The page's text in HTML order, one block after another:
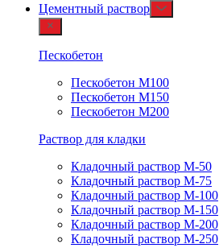
Цементный раствор
Пескобетон
Пескобетон М100
Пескобетон М150
Пескобетон М200
Раствор для кладки
Кладочный раствор М-50
Кладочный раствор М-75
Кладочный раствор М-100
Кладочный раствор М-150
Кладочный раствор М-200
Кладочный раствор М-250